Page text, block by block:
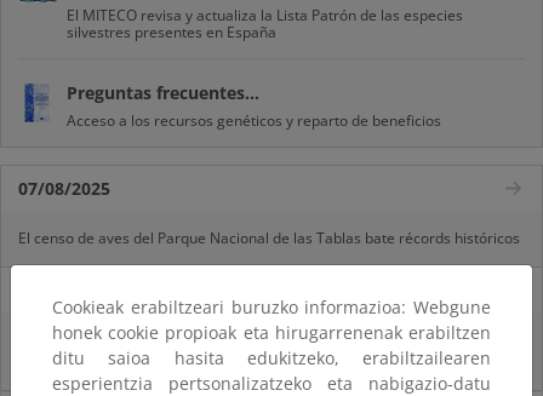
El MITECO revisa y actualiza la Lista Patrón de las especies
silvestres presentes en España
Preguntas frecuentes...
Acceso a los recursos genéticos y reparto de beneficios
07/08/2025
El censo de aves del Parque Nacional de las Tablas bate récords históricos
La reunión ministerial de OSPAR refuerza la acción conjunta para proteger
el Atlántico Nordeste
Cookieak erabiltzeari buruzko informazioa: Webgune
honek cookie propioak eta hirugarrenenak erabiltzen
ditu saioa hasita edukitzeko, erabiltzailearen
esperientzia pertsonalizatzeko eta nabigazio-datu